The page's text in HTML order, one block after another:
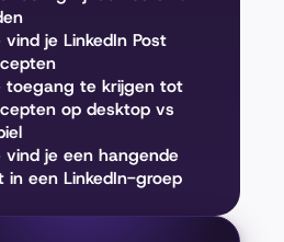
vind je LinkedIn Post
toegang te krijgen tot
op desktop vs
vind je een hangende
in een LinkedIn-groep